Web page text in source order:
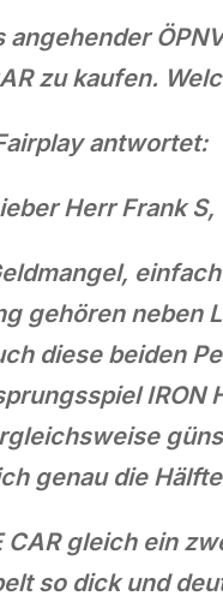
angehender
zu kaufen.
antwortet:
Herr Frank S,
neben
diese beiden
IRON
genau die Hälfte
CAR gleich ein
so dick und